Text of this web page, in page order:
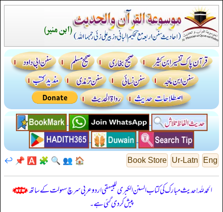
Eng
Ur-Latn
Book Store
🏠
👥
🔍
🧩
🅰️
📌
↩️
الحمدللہ! حدیث مبارک کی کتاب السنن الكبرى للبيهقي اردو عربی سرچ سہولت کے ساتھ
پیش کر دی گئی ہے۔